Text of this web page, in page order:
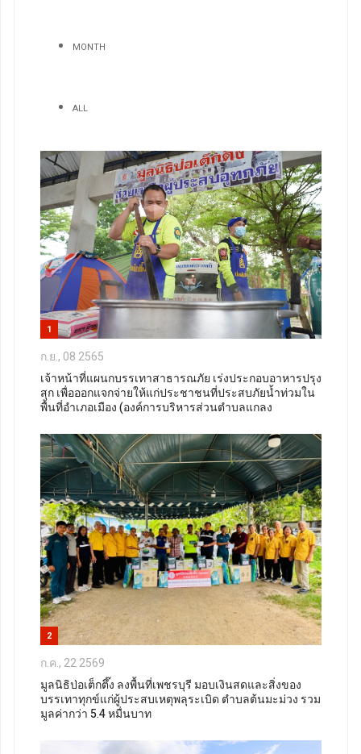
MONTH
ALL
1
ก.ย., 08 2565
เจ้าหน้าที่แผนกบรรเทาสาธารณภัย เร่งประกอบอาหารปรุง
สุก เพื่อออกแจกจ่ายให้แก่ประชาชนที่ประสบภัยน้ำท่วมใน
พื้นที่อำเภอเมือง (องค์การบริหารส่วนตำบลแกลง
2
ก.ค., 22 2569
มูลนิธิป่อเต็กตึ๊ง ลงพื้นที่เพชรบุรี มอบเงินสดและสิ่งของ
บรรเทาทุกข์แก่ผู้ประสบเหตุพลุระเบิด ตำบลต้นมะม่วง รวม
มูลค่ากว่า 5.4 หมื่นบาท